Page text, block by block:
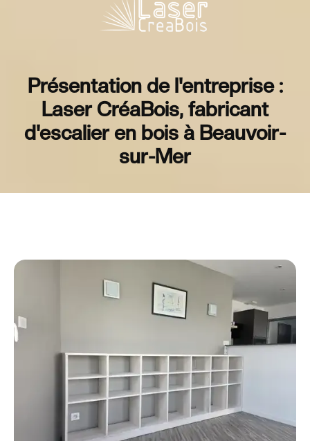
Présentation de l'entreprise :
Laser CréaBois, fabricant
d'escalier en bois à Beauvoir-
sur-Mer